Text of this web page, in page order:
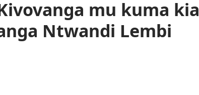
mu kuma kia
Ntwandi Lembi